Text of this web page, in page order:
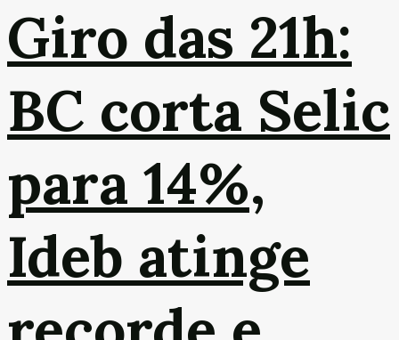
Giro das 21h:
BC corta Selic
para 14%,
Ideb atinge